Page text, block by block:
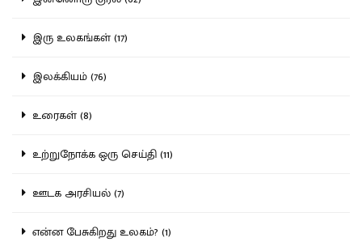
இரு உலகங்கள் (17)
இலக்கியம் (76)
உரைகள் (8)
உற்றுநோக்க ஒரு செய்தி (11)
ஊடக அரசியல் (7)
என்ன பேசுகிறது உலகம்? (1)